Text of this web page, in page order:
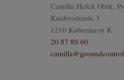
Camilla Holck Olrik,
Knabrostræde 3
1210 København K
20 87 80 60